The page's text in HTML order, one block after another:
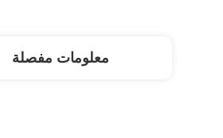
معلومات مفصلة